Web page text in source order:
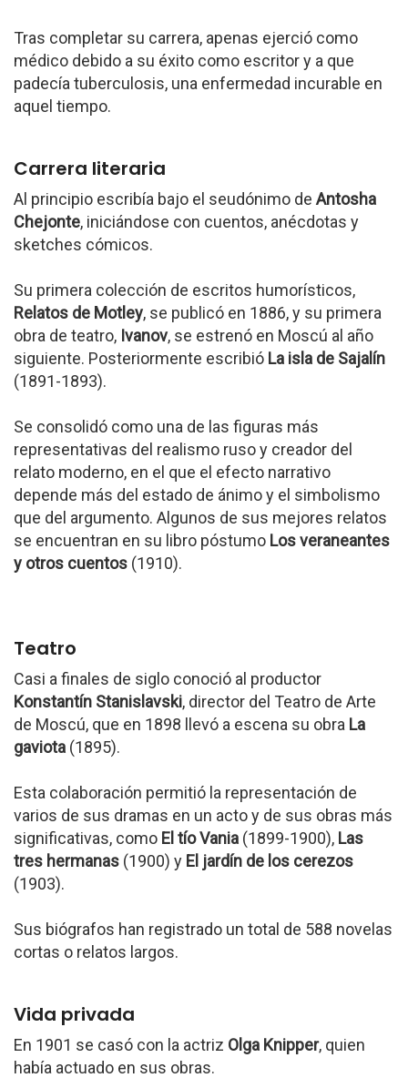
Tras completar su carrera, apenas ejerció como
médico debido a su éxito como escritor y a que
padecía tuberculosis, una enfermedad incurable en
aquel tiempo.
Carrera literaria
Al principio escribía bajo el seudónimo de Antosha
Chejonte, iniciándose con cuentos, anécdotas y
sketches cómicos.
Su primera colección de escritos humorísticos,
Relatos de Motley, se publicó en 1886, y su primera
obra de teatro, Ivanov, se estrenó en Moscú al año
siguiente. Posteriormente escribió La isla de Sajalín
(1891-1893).
Se consolidó como una de las figuras más
representativas del realismo ruso y creador del
relato moderno, en el que el efecto narrativo
depende más del estado de ánimo y el simbolismo
que del argumento. Algunos de sus mejores relatos
se encuentran en su libro póstumo Los veraneantes
y otros cuentos (1910).
Teatro
Casi a finales de siglo conoció al productor
Konstantín Stanislavski, director del Teatro de Arte
de Moscú, que en 1898 llevó a escena su obra La
gaviota (1895).
Esta colaboración permitió la representación de
varios de sus dramas en un acto y de sus obras más
significativas, como El tío Vania (1899-1900), Las
tres hermanas (1900) y El jardín de los cerezos
(1903).
Sus biógrafos han registrado un total de 588 novelas
cortas o relatos largos.
Vida privada
En 1901 se casó con la actriz Olga Knipper, quien
había actuado en sus obras.